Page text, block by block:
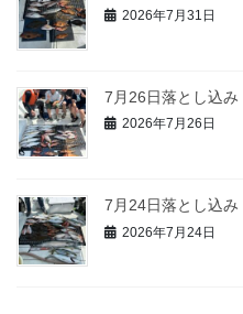
2026年7月31日
7月26日落とし込み
2026年7月26日
7月24日落とし込み
2026年7月24日